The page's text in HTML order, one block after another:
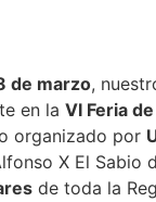
de marzo,
en la VI Feria
organizado por
X El Sabio
de toda la